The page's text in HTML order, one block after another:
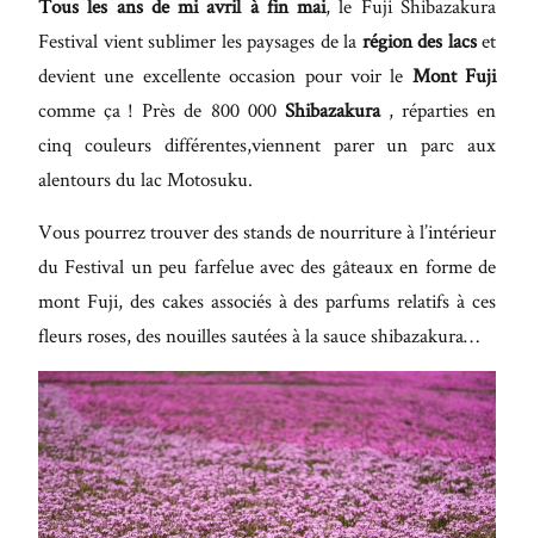
Tous les ans de mi avril à fin mai, le Fuji Shibazakura
Festival vient sublimer les paysages de la région des lacset
devient une excellente occasion pour voir le Mont Fuji
comme ça ! Près de 800 000Shibazakura, réparties en
cinq couleurs différentes,viennent parer un parc aux
alentours du lac Motosuku.
Vous pourrez trouver des stands de nourriture à l’intérieur
du Festival un peu farfelue avec des gâteaux en forme de
mont Fuji, des cakes associés à des parfums relatifs à ces
fleurs roses, des nouilles sautées à la sauce shibazakura…